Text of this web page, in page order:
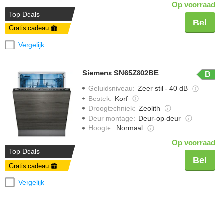
Top Deals
Gratis cadeau
Vergelijk
Op voorraad
Bel
Top Deals
Gratis cadeau
Vergelijk
Siemens SN65Z802BE B
Geluidsniveau: Zeer stil - 40 dB
Bestek: Korf
Droogtechniek: Zeolith
Deur montage: Deur-op-deur
Hoogte: Normaal
Op voorraad
Bel